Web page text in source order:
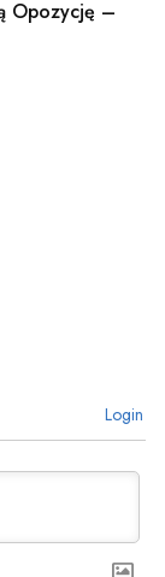
Opozycję –
Login